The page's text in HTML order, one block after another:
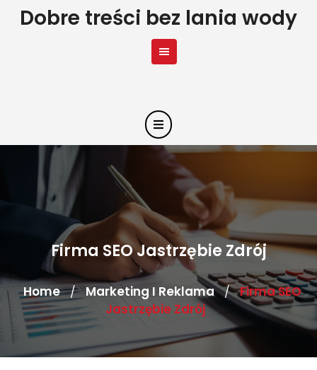
SkipDobre treści bez lania wody
Firma SEO Jastrzębie Zdrój
Home / Marketing I Reklama / Firma SEO
Jastrzębie Zdrój